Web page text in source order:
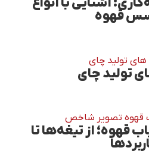
قهوه
تولید چای
قهوه؛ از تیغه‌ها تا